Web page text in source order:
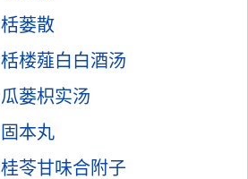
栝蒌散
栝楼薤白白酒汤
瓜蒌枳实汤
固本丸
桂苓甘味合附子